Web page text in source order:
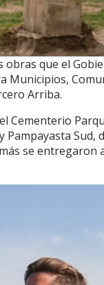
que el
Arriba.
Sud,
se entregaron